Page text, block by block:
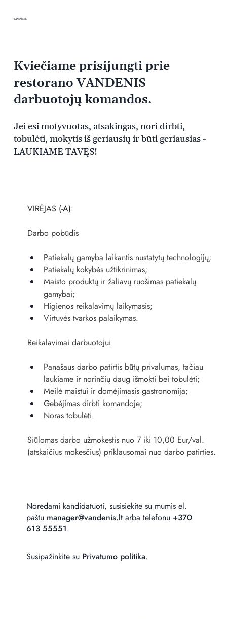
VANDENIS
Kviečiame prisijungti prie
restorano VANDENIS
darbuotojų komandos.
Jei esi motyvuotas, atsakingas, nori dirbti,
tobulėti, mokytis iš geriausių ir būti geriausias -
LAUKIAME TAVĘS!
VIRĖJAS (-A):
Darbo pobūdis
Patiekalų gamyba laikantis nustatytų technologijų;
Patiekalų kokybės užtikrinimas;
Maisto produktų ir žaliavų ruošimas patiekalų
gamybai;
Higienos reikalavimų laikymasis;
Virtuvės tvarkos palaikymas.
Reikalavimai darbuotojui
Panašaus darbo patirtis būtų privalumas, tačiau
laukiame ir norinčių daug išmokti bei tobulėti;
Meilė maistui ir domėjimasis gastronomija;
Gebėjimas dirbti komandoje;
Noras tobulėti.
Siūlomas darbo užmokestis nuo 7 iki 10,00 Eur/val.
(atskaičius mokesčius) priklausomai nuo darbo patirties.
Norėdami kandidatuoti, susisiekite su mumis el.
paštu manager@vandenis.lt arba telefonu +370
613 55551.
Susipažinkite su Privatumo politika.